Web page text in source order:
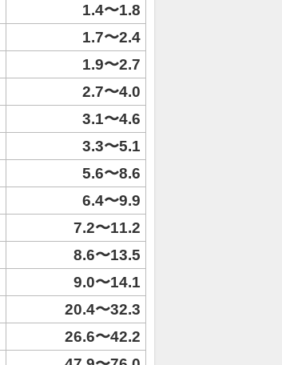
1.4〜1.8
1.7〜2.4
1.9〜2.7
2.7〜4.0
3.1〜4.6
3.3〜5.1
5.6〜8.6
6.4〜9.9
7.2〜11.2
8.6〜13.5
9.0〜14.1
20.4〜32.3
26.6〜42.2